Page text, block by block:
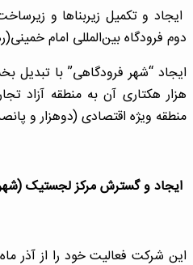
ایجاد و تکمیل زیربناها و
دوم فرودگاه بین‌المللی امام
ایجاد “شهر فرودگاهی” با تبدیل
هزار هکتاری آن به منطقه آزاد
منطقه ویژه اقتصادی (دوهزار و
ایجاد و گسترش مرکز لجستیک